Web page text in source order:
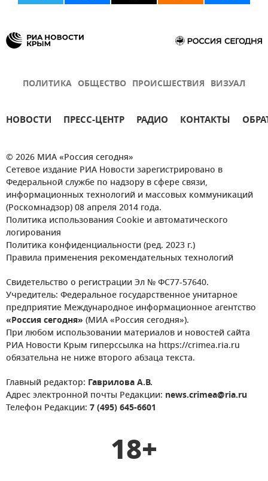
ПОЛИТИКА ОБЩЕСТВО ПРОИСШЕСТВИЯ ВИЗУАЛ
НОВОСТИ ПРЕСС-ЦЕНТР РАДИО КОНТАКТЫ
© 2026 МИА «Россия сегодня»
Сетевое издание РИА Новости зарегистрировано в
Федеральной службе по надзору в сфере связи,
информационных технологий и массовых коммуникаций
(Роскомнадзор) 08 апреля 2014 года.
Политика использования Cookie и автоматического
логирования
Политика конфиденциальности (ред. 2023 г.)
Правила применения рекомендательных технологий
Свидетельство о регистрации Эл № ФС77-57640.
Учредитель: Федеральное государственное унитарное
предприятие Международное информационное агентство
«Россия сегодня» (МИА «Россия сегодня»).
При любом использовании материалов и новостей сайта
РИА Новости Крым гиперссылка на https://crimea.ria.ru
обязательна не ниже второго абзаца текста.
Главный редактор: Гаврилова А.В.
Адрес электронной почты Редакции: news.crimea@ria.ru
Телефон Редакции: 7 (495) 645-6601
18+